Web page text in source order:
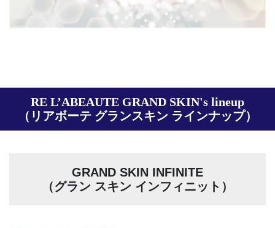
RE L’ABEAUTE GRAND SKIN's lineup
（リアボーテ グランスキン ラインナップ）
GRAND SKIN INFINITE
（グラン スキン インフィニット）